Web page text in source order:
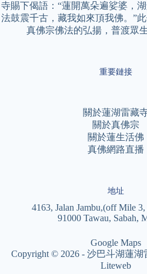
寺賜下偈語：“蓮開萬朵遍娑婆，
法鼓震千古，藏我如來頂我佛。”
真佛宗佛法的弘揚，普渡眾
重要鏈接
關於蓮湖雷藏
關於真佛宗
關於蓮生活佛
真佛網路直播
地址
4163, Jalan Jambu,(off Mile
91000 Tawau, Sabah,
Google Maps
Copyright © 2026 - 沙巴斗湖蓮湖
Liteweb